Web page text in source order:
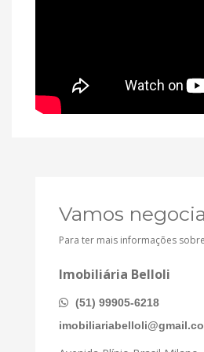
Vamos
Para ter mais informações
Imobiliária Belloli
(51) 99905-6218